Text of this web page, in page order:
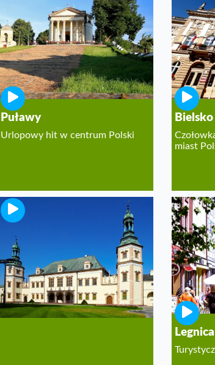
Puławy
Urlopowy hit w centrum Polski
Bielsko
miast
Miasto rezerwatów przyrody i
świetnych muzeów.
Legnica